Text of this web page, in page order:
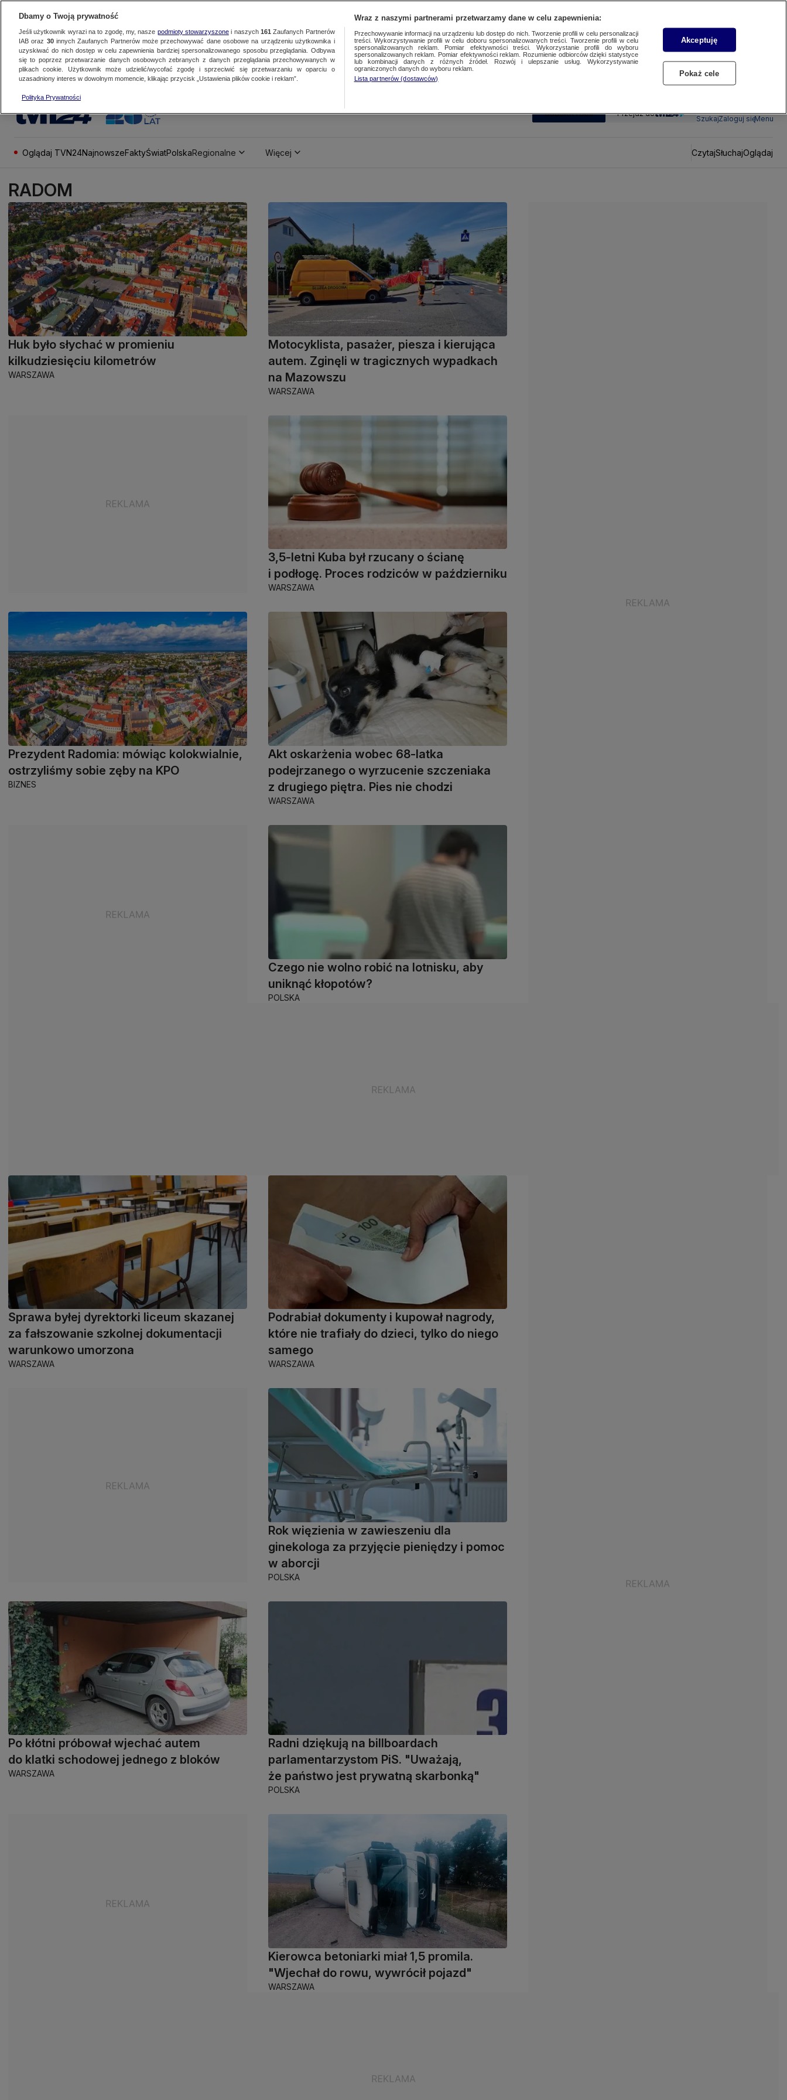
SUBSKRYBUJ Przejdź do
SzukajZaloguj sięMenu
Oglądaj TVN24NajnowszeFaktyŚwiatPolskaRegionalne Więcej CzytajSłuchajOglądaj
RADOM
Huk było słychać w promieniu
kilkudziesięciu kilometrów
WARSZAWA
Motocyklista, pasażer, piesza i kierująca
autem. Zginęli w tragicznych wypadkach
na Mazowszu
WARSZAWA
3,5-letni Kuba był rzucany o ścianę
i podłogę. Proces rodziców w październiku
WARSZAWA
Prezydent Radomia: mówiąc kolokwialnie,
ostrzyliśmy sobie zęby na KPO
BIZNES
Akt oskarżenia wobec 68-latka
podejrzanego o wyrzucenie szczeniaka
z drugiego piętra. Pies nie chodzi
WARSZAWA
Czego nie wolno robić na lotnisku, aby
uniknąć kłopotów?
POLSKA
Sprawa byłej dyrektorki liceum skazanej
za fałszowanie szkolnej dokumentacji
warunkowo umorzona
WARSZAWA
Podrabiał dokumenty i kupował nagrody,
które nie trafiały do dzieci, tylko do niego
samego
WARSZAWA
Rok więzienia w zawieszeniu dla
ginekologa za przyjęcie pieniędzy i pomoc
w aborcji
POLSKA
Po kłótni próbował wjechać autem
do klatki schodowej jednego z bloków
WARSZAWA
Radni dziękują na billboardach
parlamentarzystom PiS. "Uważają,
że państwo jest prywatną skarbonką"
POLSKA
Kierowca betoniarki miał 1,5 promila.
"Wjechał do rowu, wywrócił pojazd"
WARSZAWA
Dbamy o Twoją prywatność
Jeśli użytkownik wyrazi na to zgodę, my, nasze podmioty stowarzyszonei naszych 161 Zaufanych Partnerów
IAB oraz 30innych Zaufanych Partnerów może przechowywać dane osobowe na urządzeniu użytkownika i
uzyskiwać do nich dostęp w celu zapewnienia bardziej spersonalizowanego sposobu przeglądania. Odbywa
się to poprzez przetwarzanie danych osobowych zebranych z danych przeglądania przechowywanych w
plikach cookie. Użytkownik może udzielić/wycofać zgodę i sprzeciwić się przetwarzaniu w oparciu o
uzasadniony interes w dowolnym momencie, klikając przycisk „Ustawienia plików cookie i reklam”.
Polityka Prywatności
Wraz z naszymi partnerami przetwarzamy dane w celu zapewnienia:
Przechowywanie informacji na urządzeniu lub dostęp do nich. Tworzenie profili w celu personalizacji
treści. Wykorzystywanie profili w celu doboru spersonalizowanych treści. Tworzenie profili w celu
spersonalizowanych reklam. Pomiar efektywności treści. Wykorzystanie profili do wyboru
spersonalizowanych reklam. Pomiar efektywności reklam. Rozumienie odbiorców dzięki statystyce
lub kombinacji danych z różnych źródeł. Rozwój i ulepszanie usług. Wykorzystywanie
ograniczonych danych do wyboru reklam.
Lista partnerów (dostawców)
Akceptuję
Pokaż cele